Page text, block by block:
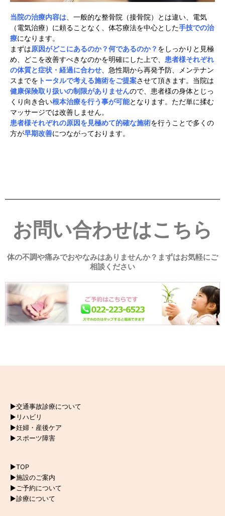
当院の治療内容は 、一般的な整骨院（接骨院）とは違い、電気
（電気治療）に頼ることなく、体芯療法を中心とした手技での治
療になります。
まずは原因がどこにあるのか？何であるのか？ をしっかりと見極
め、どこを改善すべきなのかを明確にした上で、 患者様それぞれ
の体質と症状・経過に合わせ 、急性期から再発予防、メンテナン
スまでを トータルで考える施術をご提案させて頂きます。当院は
健康保険取り扱いの制限がありませんので、患者様の身体とじっ
くり向き合い根本治療を行う事が可能となります。ただ単に揉む
マッサージでは改善しません。
患者様それぞれの原因を見極めて的確な施術を行うことで多くの
方が早期改善につながっております。
お問い合わせはこちら
体の不調や痛みでおやなみはありませんか？まずはお気軽にご
相談ください
▶︎交通事故診療について
▶︎リハビリ
▶︎妊婦・産後ケア
▶︎スポーツ障害
▶︎TOP
▶︎施設のご案内
▶︎ご予約について
▶︎診療について